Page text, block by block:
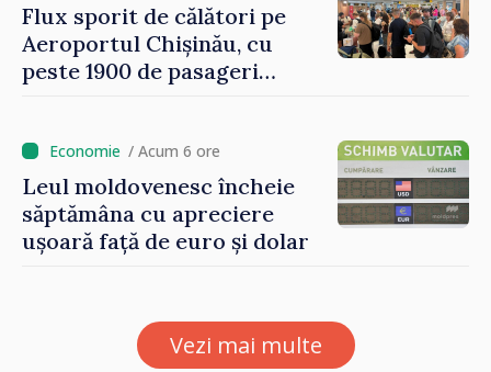
Flux sporit de călători pe
Aeroportul Chișinău, cu
peste 1900 de pasageri
/ Acum 6 ore
Leul moldovenesc încheie
săptămâna cu apreciere
ușoară față de euro și dolar
Vezi mai multe